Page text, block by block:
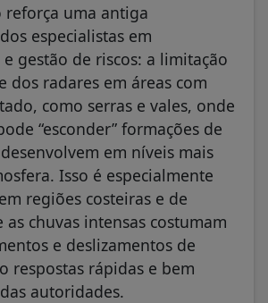
reforça uma antiga
especialistas em
gestão de riscos: a limitação
dos radares em áreas com
como serras e vales, onde
“esconder” formações de
em níveis mais
Isso é especialmente
regiões costeiras e de
as chuvas intensas costumam
e deslizamentos de
respostas rápidas e bem
autoridades.